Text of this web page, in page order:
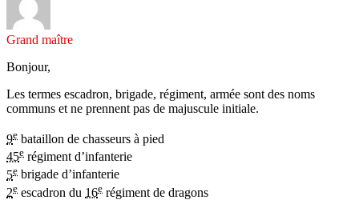
Grand maître
Bonjour,
Les termes escadron, brigade, régiment, armée sont des noms
communs et ne prennent pas de majuscule initiale.
9e bataillon de chasseurs à pied
45e régiment d’infanterie
5e brigade d’infanterie
2e escadron du 16e régiment de dragons